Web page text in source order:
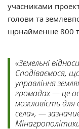
учасниками
голови та
щонайменше 800
«Земельні
Сподіваємося,
управління
громадах — це
можливість для
села», —